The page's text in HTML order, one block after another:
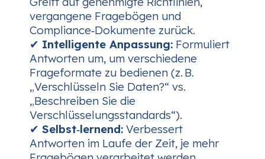
vergangene Fragebögen und
Compliance‑Dokumente zurück.
✔ Intelligente Anpassung: Formuliert
Antworten um, um verschiedene
Frageformate zu bedienen (z. B.
„Verschlüsseln Sie Daten?“ vs.
„Beschreiben Sie die
Verschlüsselungsstandards“).
✔ Selbst‑lernend: Verbessert
Antworten im Laufe der Zeit, je mehr